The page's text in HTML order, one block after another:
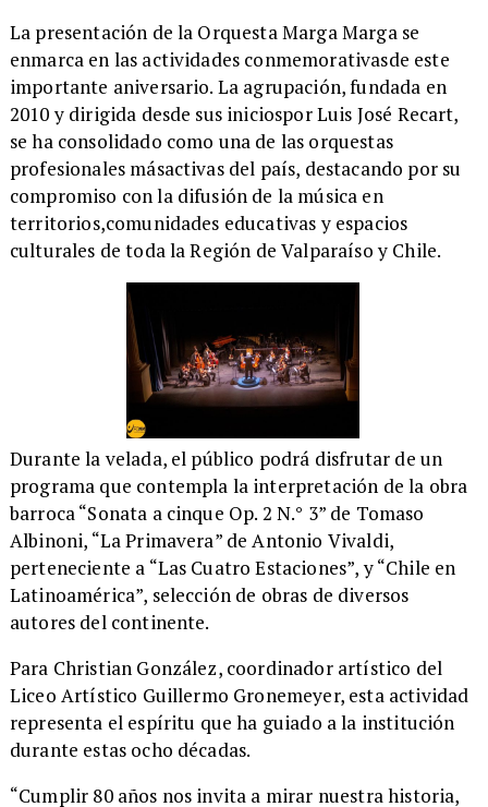
​La presentación de la Orquesta Marga Marga se
enmarca en las actividades conmemorativasde este
importante aniversario. La agrupación, fundada en
2010 y dirigida desde sus iniciospor Luis José Recart,
se ha consolidado como una de las orquestas
profesionales másactivas del país, destacando por su
compromiso con la difusión de la música en
territorios,comunidades educativas y espacios
culturales de toda la Región de Valparaíso y Chile.
​​Durante la velada, el público podrá disfrutar de un
programa que contempla la interpretación de la obra
barroca “Sonata a cinque Op. 2 N.° 3” de Tomaso
Albinoni, “La Primavera” de Antonio Vivaldi,
perteneciente a “Las Cuatro Estaciones”, y “Chile en
Latinoamérica”, selección de obras de diversos
autores del continente.
​Para Christian González, coordinador artístico del
Liceo Artístico Guillermo Gronemeyer, esta actividad
representa el espíritu que ha guiado a la institución
durante estas ocho décadas.
​“Cumplir 80 años nos invita a mirar nuestra historia,